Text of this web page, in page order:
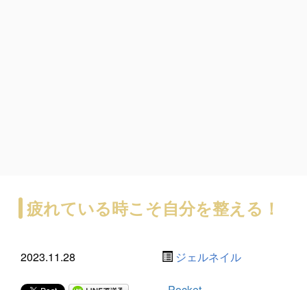
疲れている時こそ自分を整える！
2023.11.28 ジェルネイル